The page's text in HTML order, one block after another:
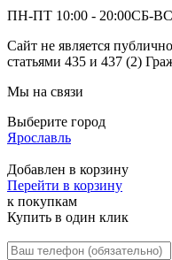
ПН-ПТ 10:00 - 20:00СБ-ВС
Сайт не является
статьями 435 и 437 (2)
Мы на связи
Выберите город
Ярославль
Добавлен в корзину
Перейти в корзину
к покупкам
Купить в один клик